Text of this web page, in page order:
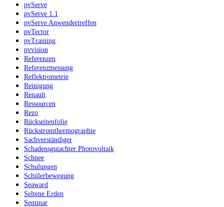
pvServe
pvServe 1.1
pvServe Anwendertreffen
pvTector
pvTraining
pvvision
Referenzen
Referenzmessung
Reflektrometrie
Reinigung
Renault
Ressourcen
Rezo
Rückseitenfolie
Rückstromthermographie
Sachverständiger
Schadensgutachter Photovoltaik
Schnee
Schulungen
Schülerbewegung
Seaward
Seltene Erden
Seminar